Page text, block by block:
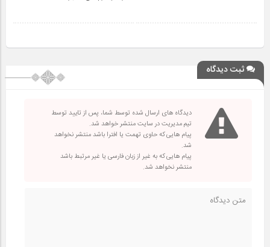
ثبت دیدگاه
دیدگاه های ارسال شده توسط شما، پس از تایید توسط
تیم مدیریت در سایت منتشر خواهد شد.
پیام هایی که حاوی تهمت یا افترا باشد منتشر نخواهد
شد.
پیام هایی که به غیر از زبان فارسی یا غیر مرتبط باشد
منتشر نخواهد شد.